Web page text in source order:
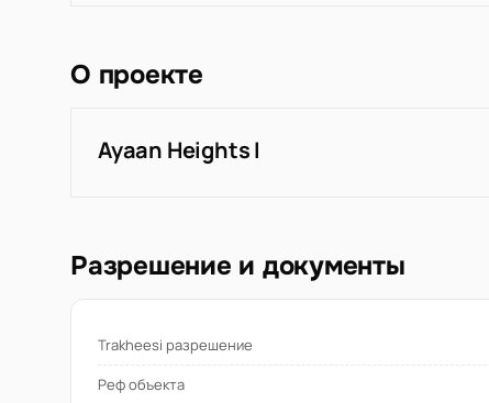
О проекте
Ayaan Heights I
Разрешение и документы
Trakheesi разрешение
Реф объекта